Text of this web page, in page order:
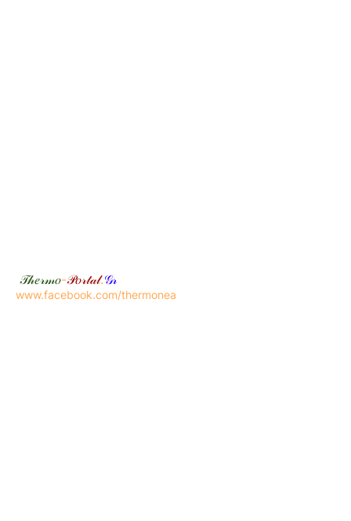
𝒯𝒽𝑒𝓇𝓂𝑜-𝒫𝑜𝓇𝓉𝒶𝓁.𝒢𝓇
www.facebook.com/thermonea